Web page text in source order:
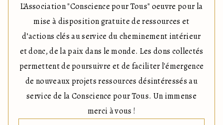
L'Association "Conscience pour Tous" oeuvre pour la
mise à disposition gratuite de ressources et
d’actions clés au service du cheminement intérieur
et donc, de la paix dans le monde. Les dons collectés
permettent de poursuivre et de faciliter l'émergence
de nouveaux projets ressources désintéressés au
service de la Conscience pour Tous. Un immense
merci à vous !